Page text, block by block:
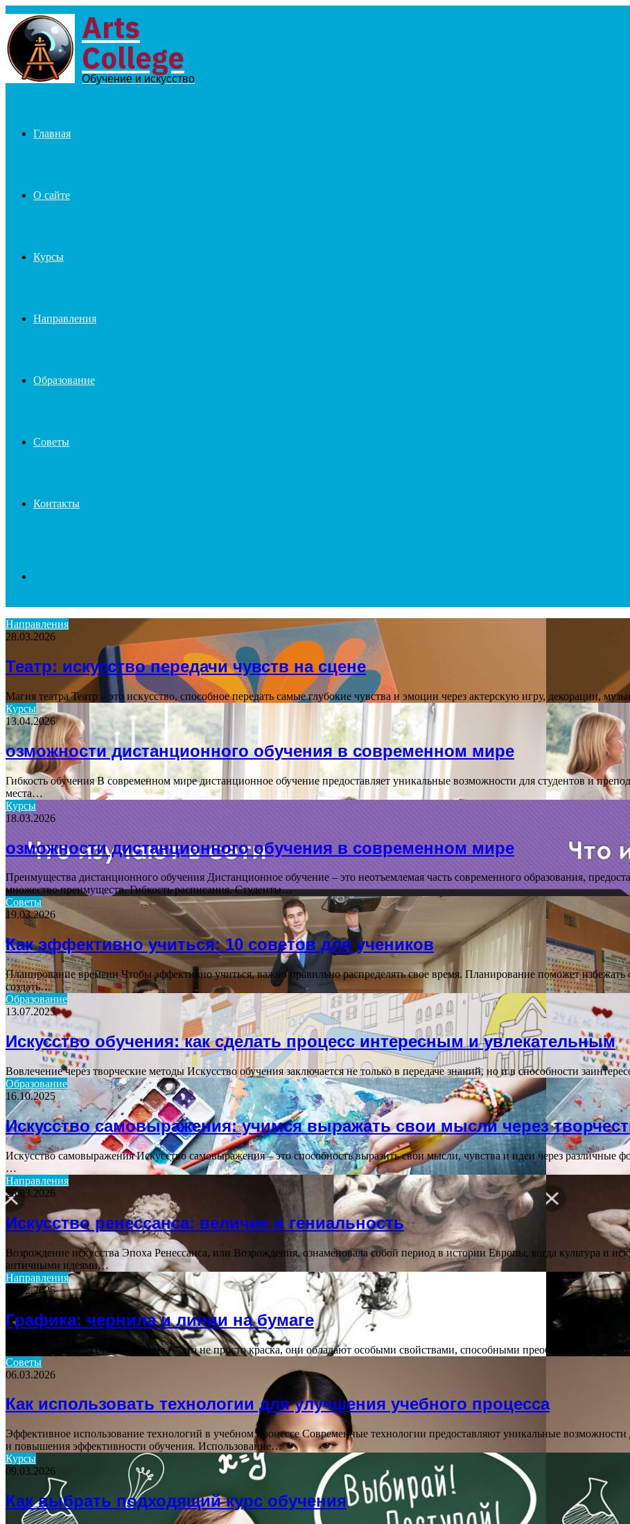
Menu
Arts
College
Обучение и искусство
Главная
О сайте
Курсы
Направления
Образование
Советы
Контакты
for
Направления
28.03.2026
Театр: искусство передачи чувств на сцене
Магия театра Театр – это искусство, способное передать самые глубокие чувства и эмоции через актерскую игру, декорации,
Курсы
13.04.2026
озможности дистанционного обучения в современном мире
Гибкость обучения В современном мире дистанционное обучение предоставляет уникальные возможности для студентов и
места…
Курсы
18.03.2026
озможности дистанционного обучения в современном мире
Преимущества дистанционного обучения Дистанционное обучение – это неотъемлемая часть современного образования,
множество преимуществ. Гибкость расписания. Студенты…
Советы
19.03.2026
Как эффективно учиться: 10 советов для учеников
Планирование времени Чтобы эффективно учиться, важно правильно распределять свое время. Планирование поможет избежать
создать…
Образование
13.07.2025
Искусство обучения: как сделать процесс интересным и увлекательным
Вовлечение через творческие методы Искусство обучения заключается не только в передаче знаний, но и в способности
Образование
16.10.2025
Искусство самовыражения: учимся выражать свои мысли через
Искусство самовыражения Искусство самовыражения – это способность выразить свои мысли, чувства и идеи через различные
…
Направления
26.03.2026
Искусство ренессанса: величие и гениальность
Возрождение искусства Эпоха Ренессанса, или Возрождения, ознаменовала собой период в истории Европы, когда культура и
античными идеями…
Направления
25.12.2025
Графика: чернила и линии на бумаге
Чернила: магия на бумаге Чернила – это не просто краска, они обладают особыми свойствами, способными преобразить
Советы
06.03.2026
Как использовать технологии для улучшения учебного процесса
Эффективное использование технологий в учебном процессе Современные технологии предоставляют уникальные возможности
и повышения эффективности обучения. Использование…
Курсы
09.03.2026
Как выбрать подходящий курс обучения